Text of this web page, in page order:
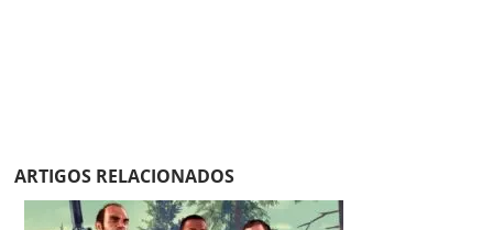
ARTIGOS RELACIONADOS